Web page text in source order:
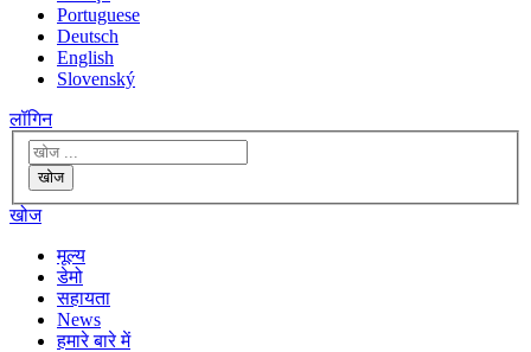
Portuguese
Deutsch
English
Slovenský
लॉगिन
खोज
खोज
मूल्य
डेमो
सहायता
News
हमारे बारे में